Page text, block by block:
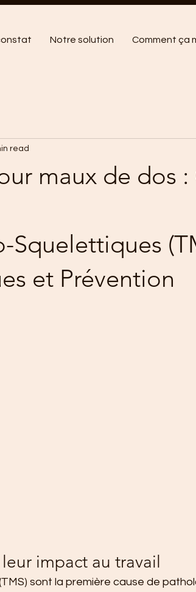
Notre solution Comment ça
maux de dos :
read
Squelettiques
et Prévention
impact au travail
sont la première cause de